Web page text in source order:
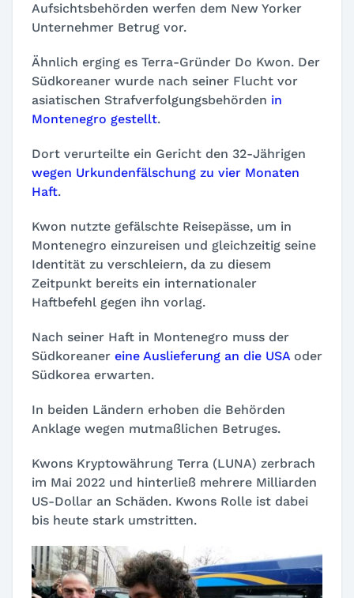
Aufsichtsbehörden werfen dem New Yorker
Unternehmer Betrug vor.
Ähnlich erging es Terra-Gründer Do Kwon. Der
Südkoreaner wurde nach seiner Flucht vor
asiatischen Strafverfolgungsbehörden in
Montenegro gestellt.
Dort verurteilte ein Gericht den 32-Jährigen
wegen Urkundenfälschung zu vier Monaten
Haft.
Kwon nutzte gefälschte Reisepässe, um in
Montenegro einzureisen und gleichzeitig seine
Identität zu verschleiern, da zu diesem
Zeitpunkt bereits ein internationaler
Haftbefehl gegen ihn vorlag.
Nach seiner Haft in Montenegro muss der
Südkoreaner eine Auslieferung an die USAoder
Südkorea erwarten.
In beiden Ländern erhoben die Behörden
Anklage wegen mutmaßlichen Betruges.
Kwons Kryptowährung Terra (LUNA) zerbrach
im Mai 2022 und hinterließ mehrere Milliarden
US-Dollar an Schäden. Kwons Rolle ist dabei
bis heute stark umstritten.